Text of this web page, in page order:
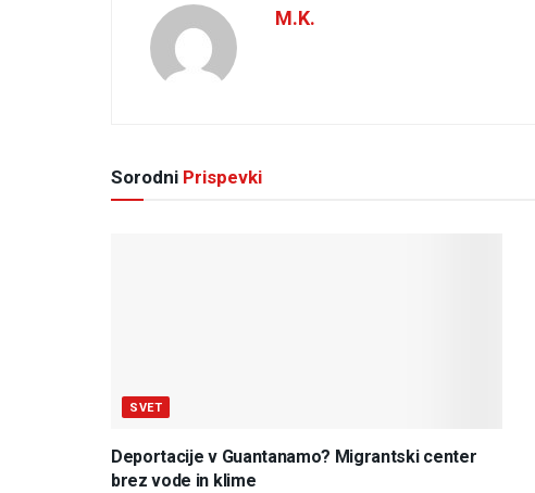
M.K.
Sorodni Prispevki
SVET
Deportacije v Guantanamo? Migrantski center
brez vode in klime